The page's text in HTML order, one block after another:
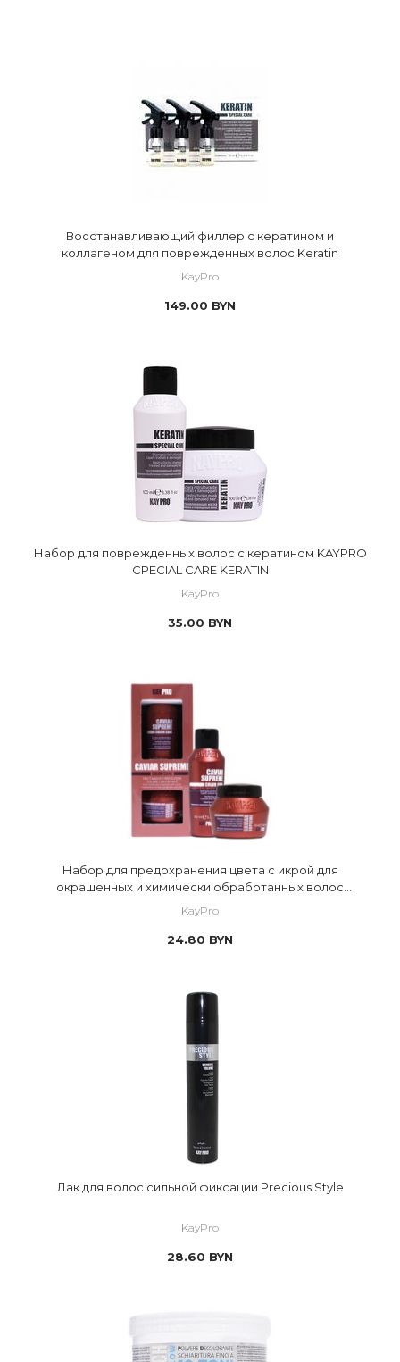
Восстанавливающий филлер с кератином и
коллагеном для поврежденных волос Keratin
KayPro
149.00 BYN
Набор для поврежденных волос с кератином KAYPRO
CPECIAL CARE KERATIN
KayPro
35.00 BYN
Набор для предохранения цвета с икрой для
окрашенных и химически обработанных волос
KayPro
24.80 BYN
Лак для волос сильной фиксации Precious Style
KayPro
28.60 BYN